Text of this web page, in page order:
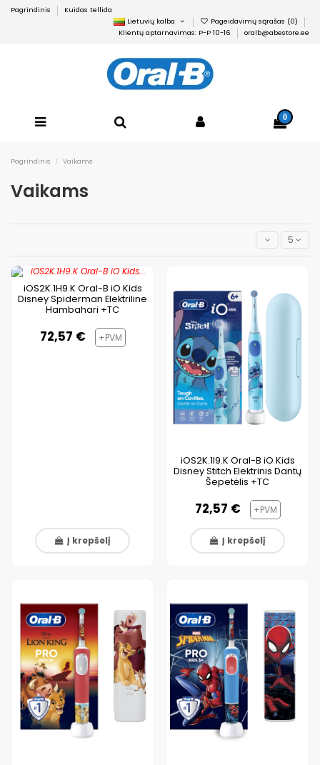
Pagrindinis
Kuidas tellida
Lietuvių kalba
Pageidavimų sąrašas (0)
Klientų aptarnavimas: P-P 10-16
oralb@abestore.ee
0
Pagrindinis Vaikams
Vaikams
5
iOS2K.1H9.K Oral-B iO Kids
Disney Spiderman Elektriline
Hambahari +TC
72,57 € +PVM
Į krepšelį
iOS2K.1I9.K Oral-B iO Kids
Disney Stitch Elektrinis Dantų
Šepetėlis +TC
72,57 € +PVM
Į krepšelį